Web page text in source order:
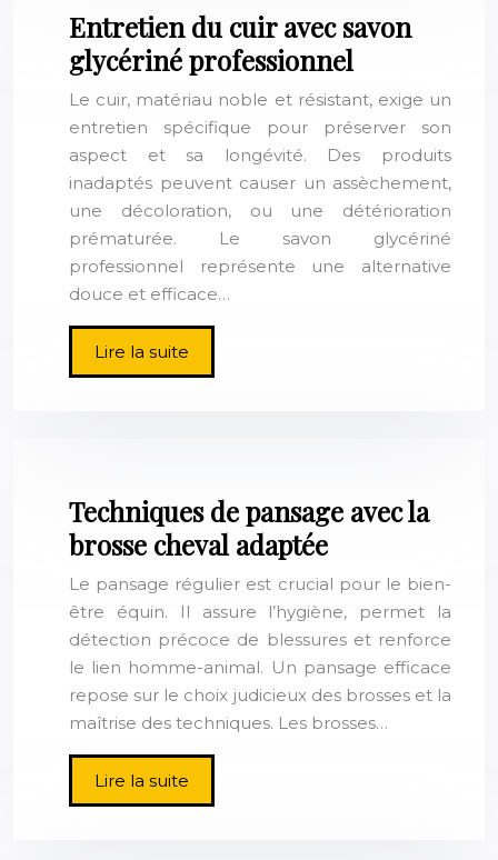
Entretien du cuir avec savon
glycériné professionnel
Le cuir, matériau noble et résistant, exige un
entretien spécifique pour préserver son
aspect et sa longévité. Des produits
inadaptés peuvent causer un assèchement,
une décoloration, ou une détérioration
prématurée. Le savon glycériné
professionnel représente une alternative
douce et efficace…
Lire la suite
Techniques de pansage avec la
brosse cheval adaptée
Le pansage régulier est crucial pour le bien-
être équin. Il assure l’hygiène, permet la
détection précoce de blessures et renforce
le lien homme-animal. Un pansage efficace
repose sur le choix judicieux des brosses et la
maîtrise des techniques. Les brosses…
Lire la suite